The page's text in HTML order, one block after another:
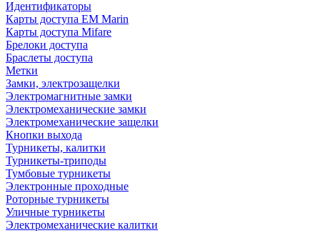
Идентификаторы
Карты доступа EM Marin
Карты доступа Mifare
Брелоки доступа
Браслеты доступа
Метки
Замки, электрозащелки
Электромагнитные замки
Электромеханические замки
Электромеханические защелки
Кнопки выхода
Турникеты, калитки
Турникеты-триподы
Тумбовые турникеты
Электронные проходные
Роторные турникеты
Уличные турникеты
Электромеханические калитки